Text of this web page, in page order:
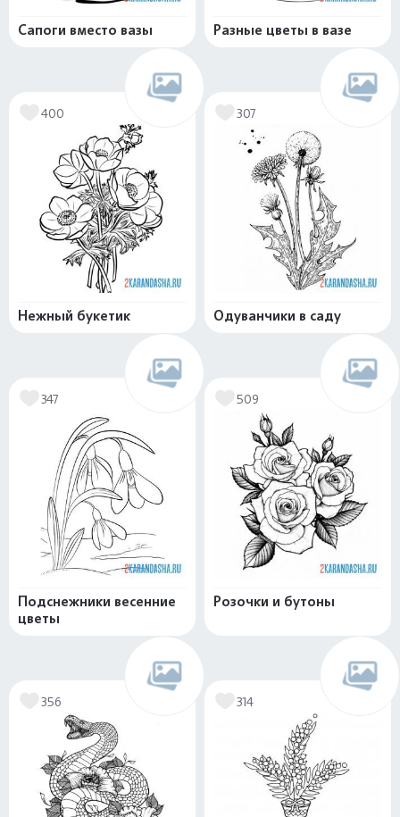
Сапоги вместо вазы Разные цветы в вазе
400
Нежный букетик
307
Одуванчики в саду
347
Подснежники весенние
цветы
509
Розочки и бутоны
356 314